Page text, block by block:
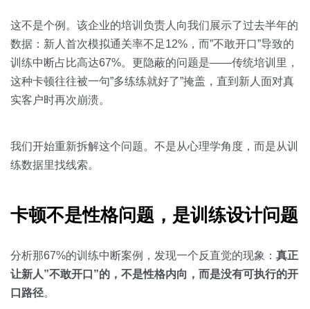
金融
按角色
销售人员
按业务场景
交易跟进
白皮书
销售会话智能
预约演示
这不是个例。该企业的培训负责人向我们展示了过去半年的
数据：新人首次模拟通关率不足12%，而”不敢开口”导致的
训练中断占比高达67%。更隐蔽的问题是——传统培训里，
这种卡顿往往被一句”多练练就好了”掩盖，直到新人面对真
实客户时再次崩溃。
我们开始重新拆解这个问题。不是从心理学角度，而是从训
练数据里找线索。
卡顿不是性格问题，是训练设计问题
分析那67%的训练中断案例，发现一个反直觉的现象： 真正
让新人”不敢开口”的，不是性格内向，而是没有可执行的开
口路径。